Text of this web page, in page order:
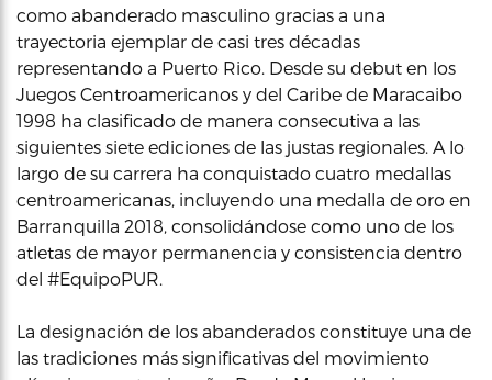
como abanderado masculino gracias a una
trayectoria ejemplar de casi tres décadas
representando a Puerto Rico. Desde su debut en los
Juegos Centroamericanos y del Caribe de Maracaibo
1998 ha clasificado de manera consecutiva a las
siguientes siete ediciones de las justas regionales. A lo
largo de su carrera ha conquistado cuatro medallas
centroamericanas, incluyendo una medalla de oro en
Barranquilla 2018, consolidándose como uno de los
atletas de mayor permanencia y consistencia dentro
del #EquipoPUR.
La designación de los abanderados constituye una de
las tradiciones más significativas del movimiento